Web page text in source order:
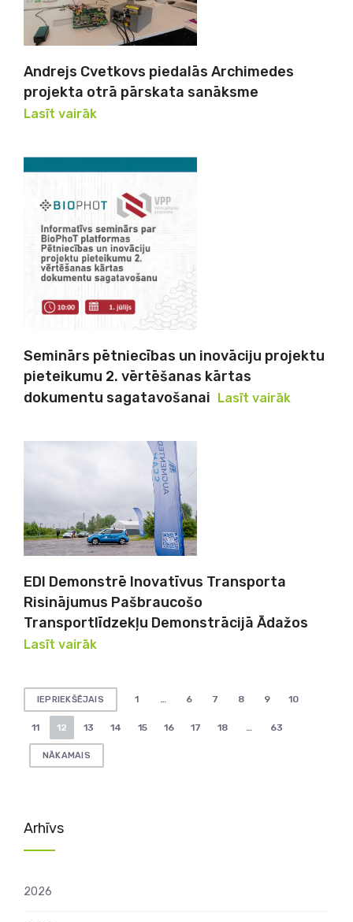
Andrejs Cvetkovs piedalās Archimedes
projekta otrā pārskata sanāksme
Lasīt vairāk
Seminārs pētniecības un inovāciju projektu
pieteikumu 2. vērtēšanas kārtas
dokumentu sagatavošanai Lasīt vairāk
EDI Demonstrē Inovatīvus Transporta
Risinājumus Pašbraucošo
Transportlīdzekļu Demonstrācijā Ādažos
Lasīt vairāk
Ziņu
numerācija
pēc
lappusēm
IEPRIEKŠĒJAIS 1 … 6 7 8 9 10
11 12 13 14 15 16 17 18 … 63
NĀKAMAIS
Arhīvs
2026